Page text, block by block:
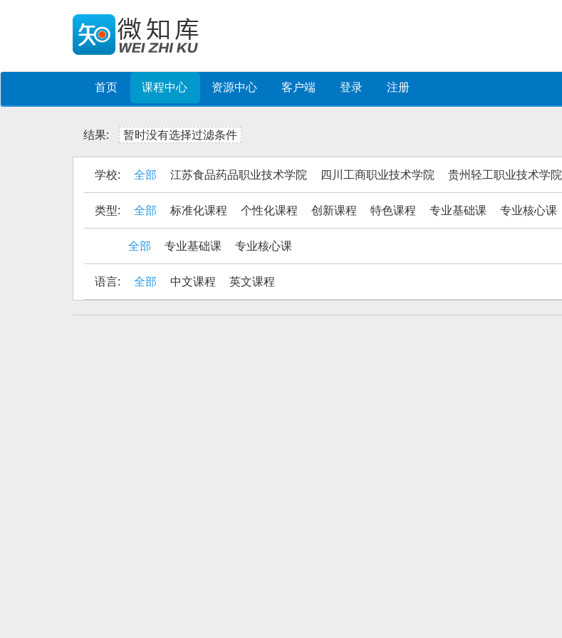
首页 课程中心 资源中心 客户端 登录 注册
结果: 暂时没有选择过滤条件
学校: 全部 江苏食品药品职业技术学院 四川工商职业技术学院 贵州轻工职业技术学院
类型: 全部 标准化课程 个性化课程 创新课程 特色课程 专业基础课 专业核心课
全部 专业基础课 专业核心课
语言: 全部 中文课程 英文课程